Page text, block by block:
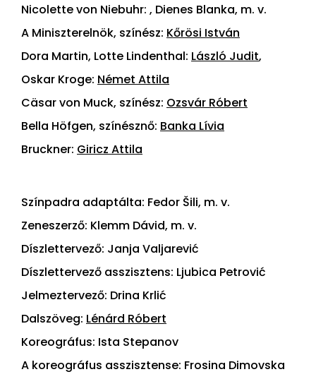
Nicolette von Niebuhr: , Dienes Blanka, m. v.
A Miniszterelnök, színész: Kőrösi István
Dora Martin, Lotte Lindenthal: László Judit,
Oskar Kroge: Német Attila
Cäsar von Muck, színész: Ozsvár Róbert
Bella Höfgen, színésznő: Banka Lívia
Bruckner: Giricz Attila
Színpadra adaptálta: Fedor Šili, m. v.
Zeneszerző: Klemm Dávid, m. v.
Díszlettervező: Janja Valjarević
Díszlettervező asszisztens: Ljubica Petrović
Jelmeztervező: Drina Krlić
Dalszöveg: Lénárd Róbert
Koreográfus: Ista Stepanov
A koreográfus asszisztense: Frosina Dimovska